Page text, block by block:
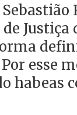
esse
habeas